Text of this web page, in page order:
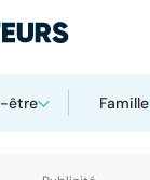
être Famille